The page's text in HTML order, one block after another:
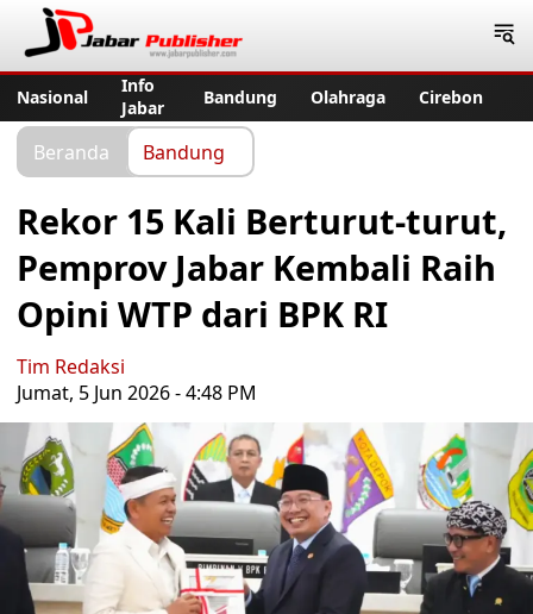
Nasional
Info
Jabar
Bandung Olahraga Cirebon
Beranda Bandung
Rekor 15 Kali Berturut-turut,
Pemprov Jabar Kembali Raih
Opini WTP dari BPK RI
Tim Redaksi
Jumat, 5 Jun 2026 - 4:48 PM